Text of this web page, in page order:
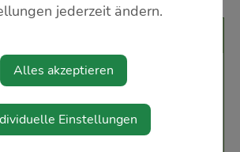
Markt
jederzeit ändern.
Alles akzeptieren
Einstellungen